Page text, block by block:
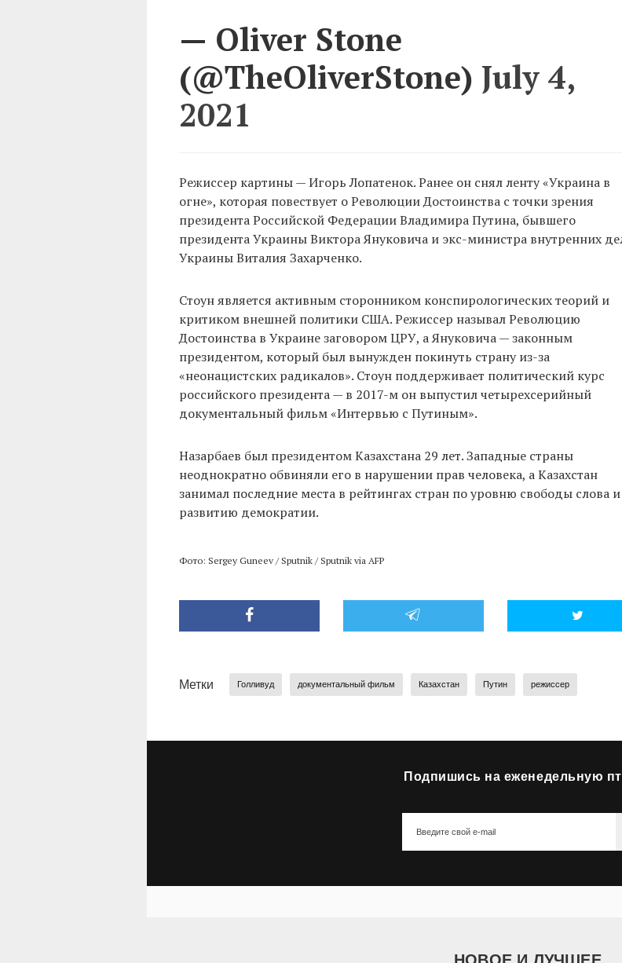
— Oliver Stone
(@TheOliverStone) July 4,
2021
Режиссер картины — Игорь Лопатенок. Ранее он снял ленту «Украина в
огне», которая повествует о Революции Достоинства с точки зрения
президента Российской Федерации Владимира Путина, бывшего
президента Украины Виктора Януковича и экс-министра внутренних
Украины Виталия Захарченко.
Стоун является активным сторонником конспирологических теорий и
критиком внешней политики США. Режиссер называл Революцию
Достоинства в Украине заговором ЦРУ, а Януковича — законным
президентом, который был вынужден покинуть страну из-за
«неонацистских радикалов». Стоун поддерживает политический курс
российского президента — в 2017-м он выпустил четырехсерийный
документальный фильм «Интервью с Путиным».
Назарбаев был президентом Казахстана 29 лет. Западные страны
неоднократно обвиняли его в нарушении прав человека, а Казахстан
занимал последние места в рейтингах стран по уровню свободы слова и
развитию демократии.
Фото: Sergey Guneev / Sputnik / Sputnik via AFP
Метки Голливуд документальный фильм Казахстан Путин режиссер
Подпишись на еженедельную